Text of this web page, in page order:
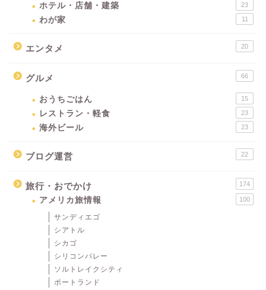
ホテル・店舗・建築 23
わが家 11
エンタメ 20
グルメ 66
おうちごはん 15
レストラン・軽食 23
海外ビール 23
ブログ運営 22
旅行・おでかけ 174
アメリカ旅情報 100
サンディエゴ
シアトル
シカゴ
シリコンバレー
ソルトレイクシティ
ポートランド